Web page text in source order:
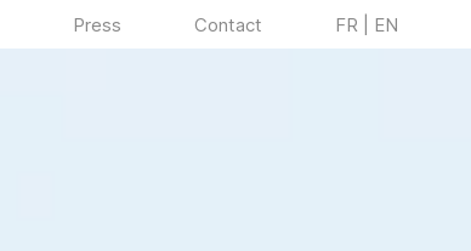
Press Contact FR | EN